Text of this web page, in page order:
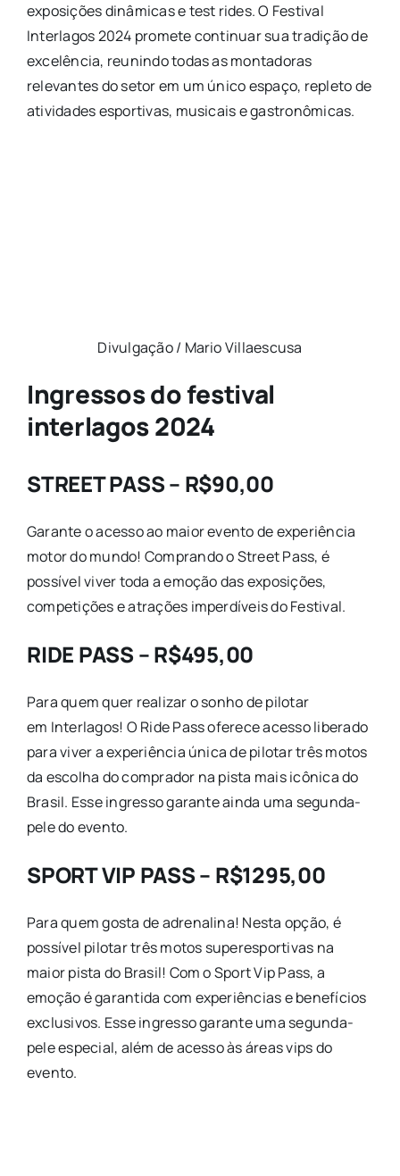
exposições dinâmicas e test rides. O Festival
Interlagos 2024 promete continuar sua tradição de
excelência, reunindo todas as montadoras
relevantes do setor em um único espaço, repleto de
atividades esportivas, musicais e gastronômicas.
Divulgação / Mario Villaescusa
Ingressos do festival
interlagos 2024
STREET PASS – R$90,00
Garante o acesso ao maior evento de experiência
motor do mundo! Comprando o Street Pass, é
possível viver toda a emoção das exposições,
competições e atrações imperdíveis doFestival.
RIDE PASS – R$495,00
Para quem quer realizar o sonho de pilotar
em Interlagos! O Ride Pass oferece acesso liberado
para viver a experiência única de pilotar três motos
da escolha do comprador na pista mais icônica do
Brasil. Esse ingresso garante ainda uma segunda-
pele do evento.
SPORT VIP PASS – R$1295,00
Para quem gosta de adrenalina! Nesta opção, é
possível pilotar três motos superesportivas na
maior pista do Brasil! Com o Sport Vip Pass, a
emoção é garantida com experiências e benefícios
exclusivos. Esse ingresso garante uma segunda-
pele especial, além de acesso às áreas vips do
evento.